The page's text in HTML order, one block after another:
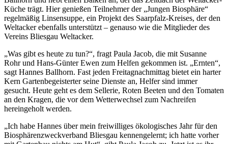
Küche trägt. Hier genießen Teilnehmer der „Jungen Biosphäre“
regelmäßig Linsensuppe, ein Projekt des Saarpfalz-Kreises, der den
Weltacker ebenfalls unterstützt – genauso wie die Mitglieder des
Vereins Bliesgau Weltacker.
„Was gibt es heute zu tun?“, fragt Paula Jacob, die mit Susanne
Rohr und Hans-Günter Ewen zum Helfen gekommen ist. „Ernten“,
sagt Hannes Ballhorn. Fast jeden Freitagnachmittag bietet ein harter
Kern Gartenbegeisterter seine Dienste an, Helfer sind immer
gesucht. Heute geht es dem Sellerie, Roten Beeten und den Tomaten
an den Kragen, die vor dem Wetterwechsel zum Nachreifen
hereingeholt werden.
„Ich habe Hannes über mein freiwilliges ökologisches Jahr für den
Biosphärenzweckverband Bliesgau kennengelernt; ich hatte vorher